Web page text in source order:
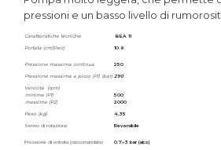
pressioni e un basso livello di
Caratteristiche tecniche
BEA 11
Portata (cm3/rev)
10.9
Pressione massima continua
250
Pressione massima a picco (P1) (bar) 290
Velocità (rpm)
.minima (P1)
.massima (P2)
500
2000
Peso (kg)
4,35
Senso di rotazione
Reversibile
Pressione di entrata (raccomandata)
0.7÷3 bar (abs)